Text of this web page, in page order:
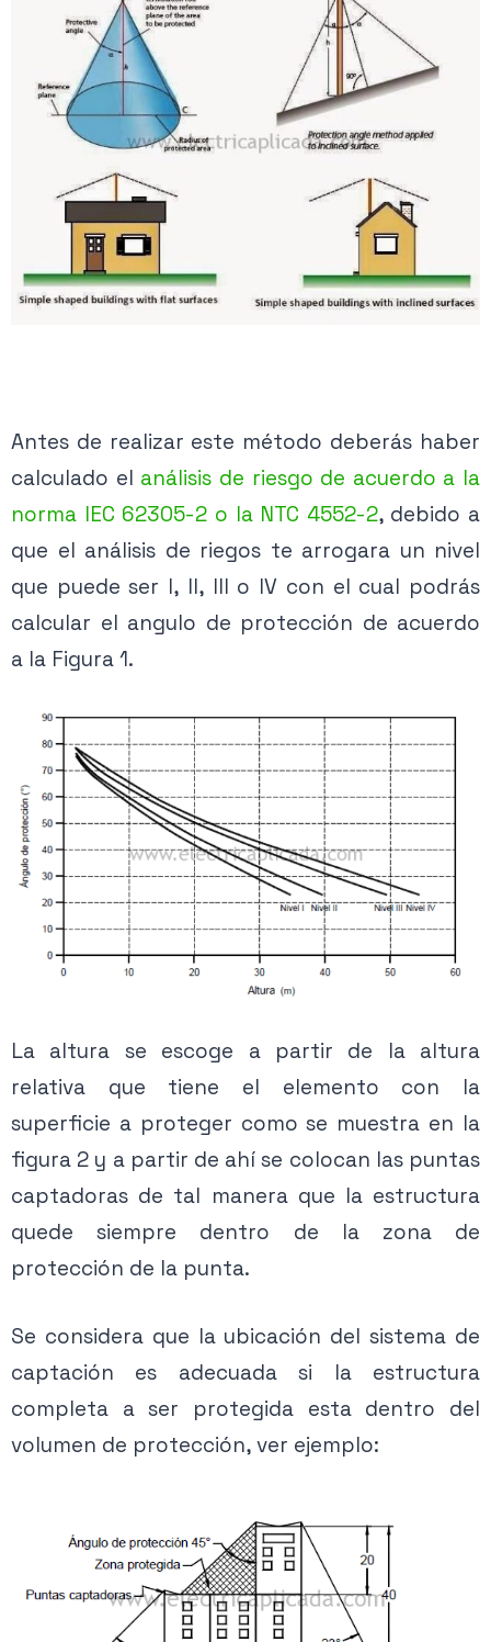
Antes de realizar este método deberás haber
calculado el análisis de riesgo de acuerdo a la
norma IEC 62305-2 o la NTC 4552-2, debido a
que el análisis de riegos te arrogara un nivel
que puede ser I, II, III o IV con el cual podrás
calcular el angulo de protección de acuerdo
a la Figura 1.
La altura se escoge a partir de la altura
relativa que tiene el elemento con la
superficie a proteger como se muestra en la
figura 2 y a partir de ahí se colocan las puntas
captadoras de tal manera que la estructura
quede siempre dentro de la zona de
protección de la punta.
Se considera que la ubicación del sistema de
captación es adecuada si la estructura
completa a ser protegida esta dentro del
volumen de protección, ver ejemplo: